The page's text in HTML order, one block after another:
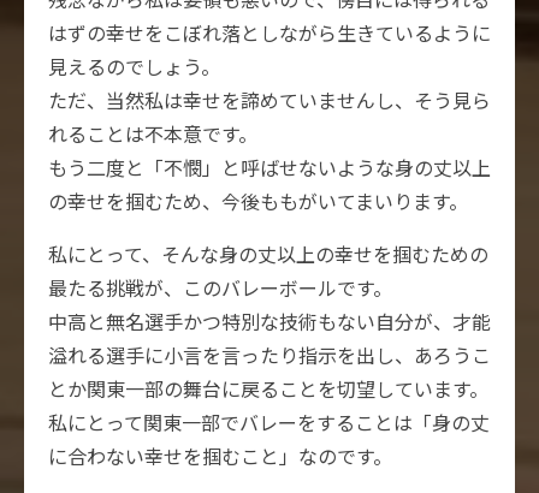
はずの幸せをこぼれ落としながら生きているように
見えるのでしょう。
ただ、当然私は幸せを諦めていませんし、そう見ら
れることは不本意です。
もう二度と「不憫」と呼ばせないような身の丈以上
の幸せを掴むため、今後ももがいてまいります。
私にとって、そんな身の丈以上の幸せを掴むための
最たる挑戦が、このバレーボールです。
中高と無名選手かつ特別な技術もない自分が、才能
溢れる選手に小言を言ったり指示を出し、あろうこ
とか関東一部の舞台に戻ることを切望しています。
私にとって関東一部でバレーをすることは「身の丈
に合わない幸せを掴むこと」なのです。